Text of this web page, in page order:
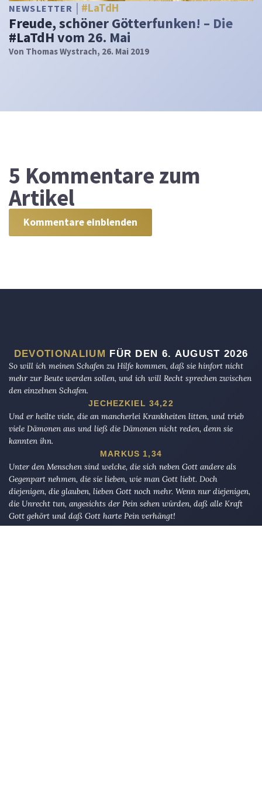
NEWSLETTER #LaTdH
Freude, schöner Götterfunken! – Die
#LaTdH vom 26. Mai
Von Thomas Wystrach, 26. Mai 2019
5 Kommentare zum
Artikel
Kommentare einblenden
DEVOTIONALIUM FÜR DEN 6. AUGUST 2026
So will ich meinen Schafen zu Hilfe kommen, daß sie hinfort nicht
mehr zur Beute werden sollen, und ich will Recht sprechen zwischen
den einzelnen Schafen.
JECHEZKIEL 34,22
Und er heilte viele, die an mancherlei Krankheiten litten, und trieb
viele Dämonen aus und ließ die Dämonen nicht reden, denn sie
kannten ihn.
MARKUS 1,34
Unter den Menschen sind welche, die sich neben Gott andere als
Gegenpart nehmen, die sie lieben, wie man Gott liebt. Doch
diejenigen, die glauben, lieben Gott noch mehr. Wenn nur diejenigen,
die Unrecht tun, angesichts der Pein sehen würden, daß alle Kraft
Gott gehört und daß Gott harte Pein verhängt!
AL-BAQARAH 165